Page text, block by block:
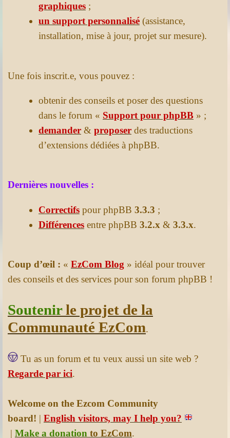
graphiques ;
un support personnalisé (assistance,
installation, mise à jour, projet sur mesure).
Une fois inscrit.e, vous pouvez :
obtenir des conseils et poser des questions
dans le forum « Support pour phpBB » ;
demander & proposer des traductions
d’extensions dédiées à phpBB.
Dernières nouvelles :
Correctifs pour phpBB 3.3.3 ;
Différences entre phpBB 3.2.x & 3.3.x.
Coup d’œil : « EzCom Blog » idéal pour trouver
des conseils et des services pour son forum phpBB !
Soutenir le projet de la
Communauté EzCom.
Tu as un forum et tu veux aussi un site web ?
Regarde par ici.
Welcome on the Ezcom Community
board! | English visitors, may I help you?
| Make a donation to EzCom.